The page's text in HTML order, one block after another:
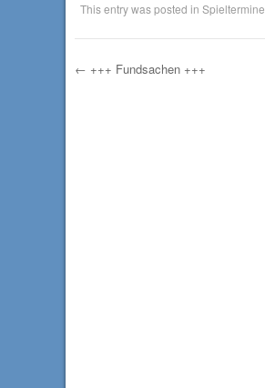
This entry was posted in Spieltermine
← +++ Fundsachen +++